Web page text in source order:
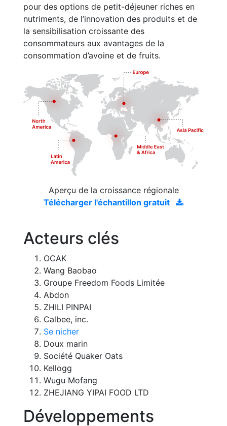
pour des options de petit-déjeuner riches en
nutriments, de l’innovation des produits et de
la sensibilisation croissante des
consommateurs aux avantages de la
consommation d’avoine et de fruits.
Aperçu de la croissance régionale
Télécharger l'échantillon gratuit
Acteurs clés
OCAK
Wang Baobao
Groupe Freedom Foods Limitée
Abdon
ZHILI PINPAI
Calbee, inc.
Se nicher
Doux marin
Société Quaker Oats
Kellogg
Wugu Mofang
ZHEJIANG YIPAI FOOD LTD
Développements